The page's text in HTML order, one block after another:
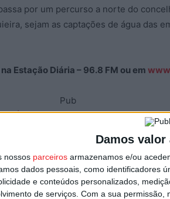
Damos valor
nossos parceiros armazenamos e/ou
dados pessoais, como identificadores
e conteúdos personalizados,
de serviços. Com a sua permissão,
por um percurso a norte do
sejam as captações de água das
Estação Diária – 96.8 FM ou em
Pub